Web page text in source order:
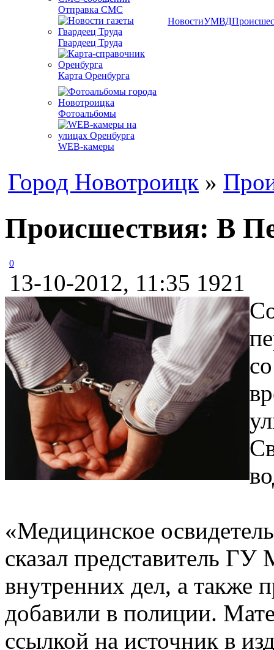
Отправка СМС
Гвардеец Труда
Карта Оренбурга
Фотоальбомы
WEB-камеры
НовостиУМВД
Город Новотроицк »
Происшествия: В
0
13-10-2012, 11:35 1921
«Медицинское
сказал представитель
внутренних дел, а также
добавили в полиции.
ссылкой на источник в